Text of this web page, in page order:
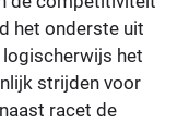
het onderste uit
logischerwijs het
strijden voor
racet de